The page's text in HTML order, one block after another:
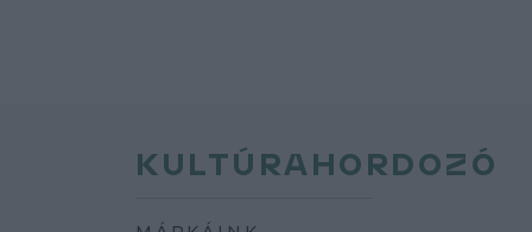
KULTÚRAHORDOZÓ